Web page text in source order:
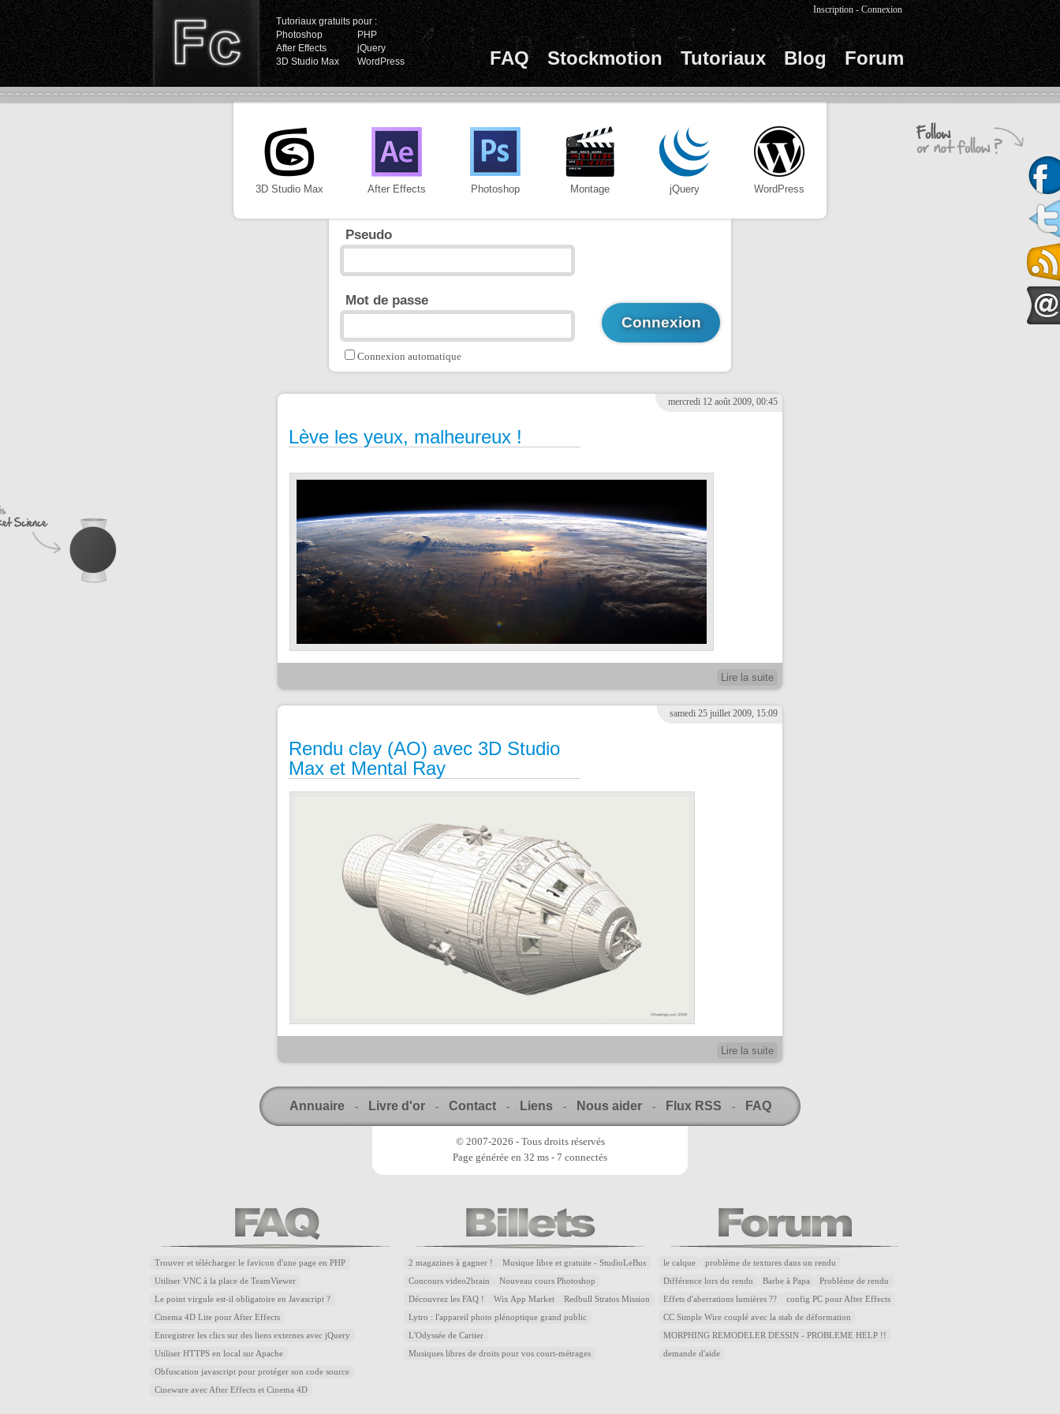
Tutoriaux gratuits pour :
Photoshop
PHP
After Effects
jQuery
3D Studio Max
WordPress FAQ Stockmotion Tutoriaux Blog Forum
Inscription -Connexion
3D Studio Max After Effects Photoshop Montage jQuery WordPress
Pseudo
Mot de passe
Connexion automatique
mercredi 12 août 2009, 00:45
Lève les yeux, malheureux !
Lire la suite
samedi 25 juillet 2009, 15:09
Rendu clay (AO) avec 3D Studio
Max et Mental Ray
Lire la suite
Annuaire - Livre d'or - Contact - Liens - Nous aider - Flux RSS - FAQ
© 2007-2026 - Tous droits réservés
Page générée en 32 ms - 7 connectés
Trouver et télécharger le favicon d'une page en PHP
Utiliser VNC à la place de TeamViewer
Le point virgule est-il obligatoire en Javascript ?
Cinema 4D Lite pour After Effects
Enregistrer les clics sur des liens externes avec jQuery
Utiliser HTTPS en local sur Apache
Obfuscation javascript pour protéger son code source
Cineware avec After Effects et Cinema 4D
2 magazines à gagner ! Musique libre et gratuite - StudioLeBus
Concours video2brain Nouveau cours Photoshop
Découvrez les FAQ ! Wix App Market Redbull Stratos Mission
Lytro : l'appareil photo plénoptique grand public
L'Odyssée de Cartier
Musiques libres de droits pour vos court-métrages
le calque problème de textures dans un rendu
Différence lors du rendu Barbe à Papa Probléme de rendu
Effets d'aberrations lumières ?? config PC pour After Effects
CC Simple Wire couplé avec la stab de déformation
MORPHING REMODELER DESSIN - PROBLEME HELP !!
demande d'aide